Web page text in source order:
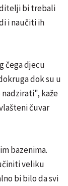
bi trebali
i naučiti ih
čega djecu
dok su u
kaže
čuvar
bazenima.
veliku
bi bilo da svi